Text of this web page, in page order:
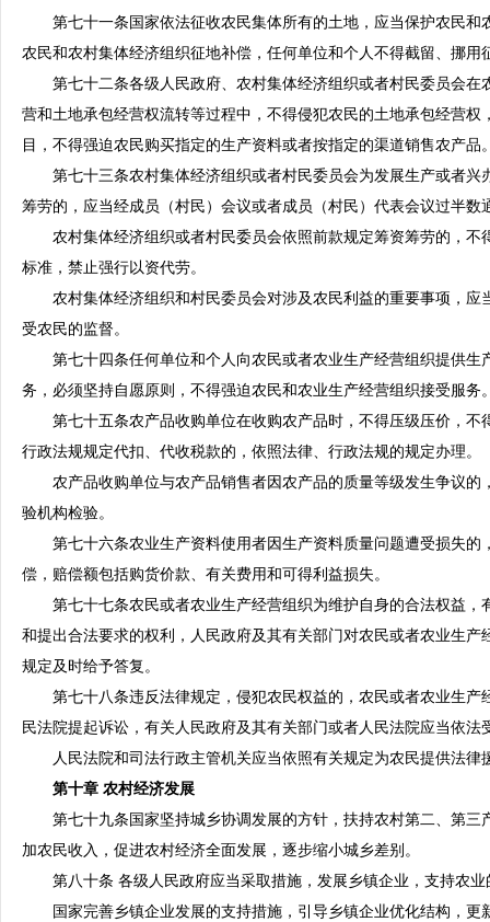
第七十一条国家依法征收农民集体所有的土地，应当保护农民和
农民和农村集体经济组织征地补偿，任何单位和个人不得截留、挪用
第七十二条各级人民政府、农村集体经济组织或者村民委员会在
营和土地承包经营权流转等过程中，不得侵犯农民的土地承包经营
目，不得强迫农民购买指定的生产资料或者按指定的渠道销售农产品
第七十三条农村集体经济组织或者村民委员会为发展生产或者兴
筹劳的，应当经成员（村民）会议或者成员（村民）代表会议过半数
农村集体经济组织或者村民委员会依照前款规定筹资筹劳的，不
标准，禁止强行以资代劳。
农村集体经济组织和村民委员会对涉及农民利益的重要事项，应
受农民的监督。
第七十四条任何单位和个人向农民或者农业生产经营组织提供生
务，必须坚持自愿原则，不得强迫农民和农业生产经营组织接受服务
第七十五条农产品收购单位在收购农产品时，不得压级压价，不
行政法规规定代扣、代收税款的，依照法律、行政法规的规定办理。
农产品收购单位与农产品销售者因农产品的质量等级发生争议的
验机构检验。
第七十六条农业生产资料使用者因生产资料质量问题遭受损失的
偿，赔偿额包括购货价款、有关费用和可得利益损失。
第七十七条农民或者农业生产经营组织为维护自身的合法权益，
和提出合法要求的权利，人民政府及其有关部门对农民或者农业生
规定及时给予答复。
第七十八条违反法律规定，侵犯农民权益的，农民或者农业生产
民法院提起诉讼，有关人民政府及其有关部门或者人民法院应当依法
人民法院和司法行政主管机关应当依照有关规定为农民提供法律
第十章 农村经济发展
第七十九条国家坚持城乡协调发展的方针，扶持农村第二、第三
加农民收入，促进农村经济全面发展，逐步缩小城乡差别。
第八十条 各级人民政府应当采取措施，发展乡镇企业，支持农业
国家完善乡镇企业发展的支持措施，引导乡镇企业优化结构，更